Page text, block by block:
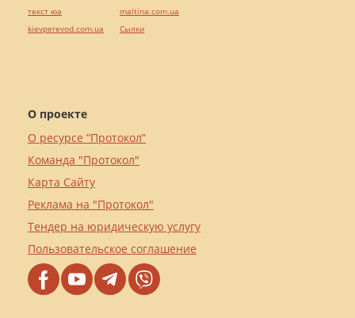
О проекте
О ресурсе “Протокол”
Команда "Протокол"
Карта Сайту
Реклама на "Протокол"
Тендер на юридическую услугу
Пользовательское соглашение
текст юа
kievperevod.com.ua
maltina.com.ua
Cылки